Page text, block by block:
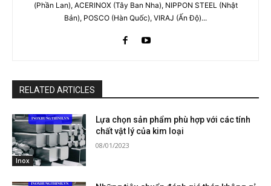
(Phần Lan), ACERINOX (Tây Ban Nha), NIPPON STEEL (Nhật
Bản), POSCO (Hàn Quốc), VIRAJ (Ấn Độ)...
RELATED ARTICLES
Inox
Lựa chọn sản phẩm phù hợp với các tính
chất vật lý của kim loại
08/01/2023